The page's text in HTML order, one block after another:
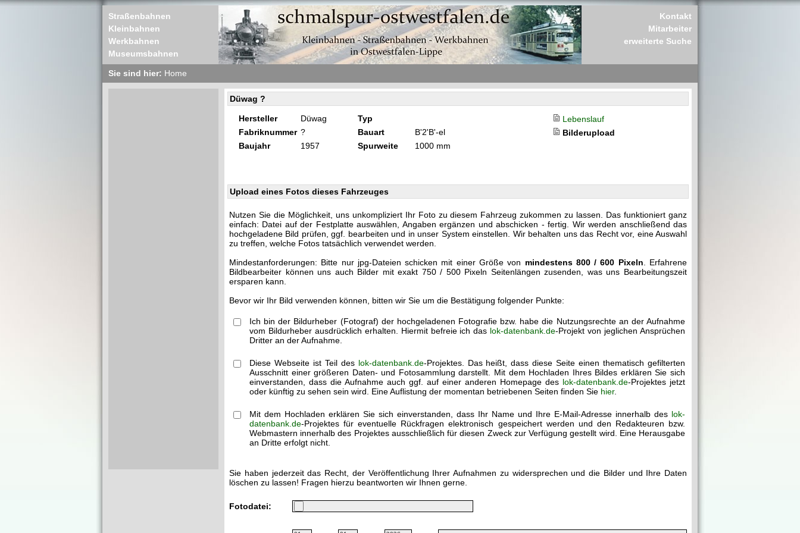
Straßenbahnen
Kleinbahnen
Werkbahnen
Museumsbahnen
Kontakt
Mitarbeiter
erweiterte Suche
Sie sind hier: Home
Düwag ?
Hersteller Düwag Typ
Lebenslauf
Fabriknummer ? Bauart B'2'B'-el
Bilderupload
Baujahr
1957 Spurweite 1000 mm
Upload eines Fotos dieses Fahrzeuges
Nutzen Sie die Möglichkeit, uns unkompliziert Ihr Foto zu diesem Fahrzeug zukommen zu lassen. Das funktioniert ganz
einfach: Datei auf der Festplatte auswählen, Angaben ergänzen und abschicken - fertig. Wir werden anschließend das
hochgeladene Bild prüfen, ggf. bearbeiten und in unser System einstellen. Wir behalten uns das Recht vor, eine Auswahl
zu treffen, welche Fotos tatsächlich verwendet werden.
Mindestanforderungen: Bitte nur jpg-Dateien schicken mit einer Größe von mindestens 800 / 600 Pixeln . Erfahrene
Bildbearbeiter können uns auch Bilder mit exakt 750 / 500 Pixeln Seitenlängen zusenden, was uns Bearbeitungszeit
ersparen kann.
Bevor wir Ihr Bild verwenden können, bitten wir Sie um die Bestätigung folgender Punkte:
Ich bin der Bildurheber (Fotograf) der hochgeladenen Fotografie bzw. habe die Nutzungsrechte an der Aufnahme
vom Bildurheber ausdrücklich erhalten. Hiermit befreie ich das lok-datenbank.de-Projekt von jeglichen Ansprüchen
Dritter an der Aufnahme.
Diese Webseite ist Teil des lok-datenbank.de-Projektes. Das heißt, dass diese Seite einen thematisch gefilterten
Ausschnitt einer größeren Daten- und Fotosammlung darstellt. Mit dem Hochladen Ihres Bildes erklären Sie sich
einverstanden, dass die Aufnahme auch ggf. auf einer anderen Homepage des lok-datenbank.de-Projektes jetzt
oder künftig zu sehen sein wird. Eine Auflistung der momentan betriebenen Seiten finden Sie hier.
Mit dem Hochladen erklären Sie sich einverstanden, dass Ihr Name und Ihre E-Mail-Adresse innerhalb des lok-
datenbank.de-Projektes für eventuelle Rückfragen elektronisch gespeichert werden und den Redakteuren bzw.
Webmastern innerhalb des Projektes ausschließlich für diesen Zweck zur Verfügung gestellt wird. Eine Herausgabe
an Dritte erfolgt nicht.
Sie haben jederzeit das Recht, der Veröffentlichung Ihrer Aufnahmen zu widersprechen und die Bilder und Ihre Daten
löschen zu lassen! Fragen hierzu beantworten wir Ihnen gerne.
Fotodatei: